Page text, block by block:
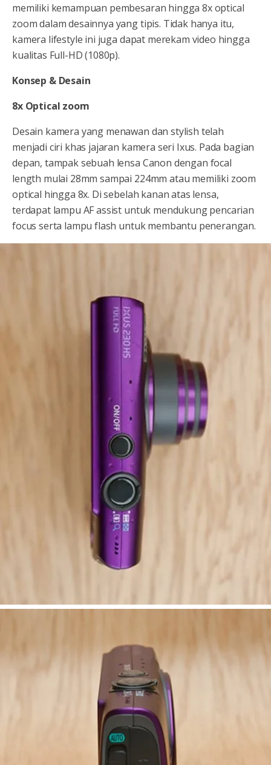
memiliki kemampuan pembesaran hingga 8x optical
zoom dalam desainnya yang tipis. Tidak hanya itu,
kamera lifestyle ini juga dapat merekam video hingga
kualitas Full-HD (1080p).
Konsep & Desain
8x Optical zoom
Desain kamera yang menawan dan stylish telah
menjadi ciri khas jajaran kamera seri Ixus. Pada bagian
depan, tampak sebuah lensa Canon dengan focal
length mulai 28mm sampai 224mm atau memiliki zoom
optical hingga 8x. Di sebelah kanan atas lensa,
terdapat lampu AF assist untuk mendukung pencarian
focus serta lampu flash untuk membantu penerangan.